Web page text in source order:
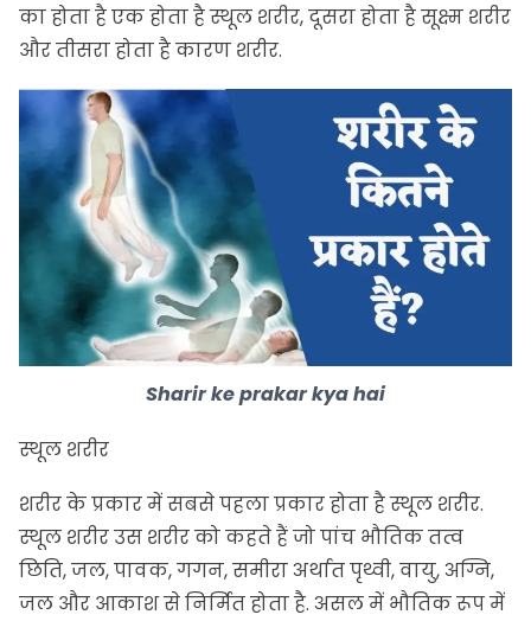
का होता है एक होता है स्थूल शरीर, दूसरा होता है सूक्ष्म शरीर
और तीसरा होता है कारण शरीर.
Sharir ke prakar kya hai
स्थूल शरीर
शरीर के प्रकार में सबसे पहला प्रकार होता है स्थूल शरीर.
स्थूल शरीर उस शरीर को कहते हैं जो पांच भौतिक तत्व
छिति, जल, पावक, गगन, समीरा अर्थात पृथ्वी, वायु, अग्नि,
जल और आकाश से निर्मित होता है. असल में भौतिक रूप में